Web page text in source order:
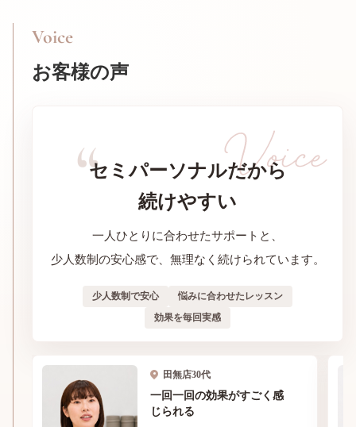
Voice
お客様の声
セミパーソナルだから
続けやすい
一人ひとりに合わせたサポートと、
少人数制の安心感で、無理なく続けられています。
少人数制で安心
悩みに合わせたレッスン
効果を毎回実感
田無店30代
一回一回の効果がすごく感
じられる